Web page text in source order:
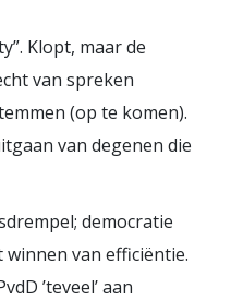
Klopt, maar de
van spreken
(op te komen).
van degenen die
democratie
van efficiëntie.
’teveel’ aan